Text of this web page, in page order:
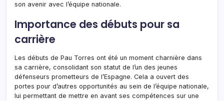
son avenir avec l’équipe nationale.
Importance des débuts pour sa
carrière
Les débuts de Pau Torres ont été un moment charnière dans
sa carrière, consolidant son statut de l’un des jeunes
défenseurs prometteurs de l’Espagne. Cela a ouvert des
portes pour d’autres opportunités au sein de l’équipe nationale,
lui permettant de mettre en avant ses compétences sur une